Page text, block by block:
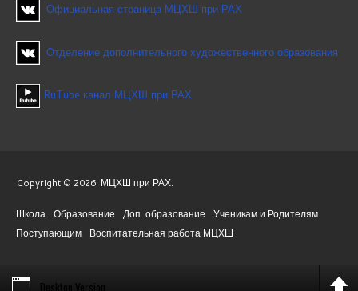
Официальная страница МЦХШ при РАХ
Отделение дополнительного художественного образования
RuTube канал МЦХШ при РАХ
Copyright © 2026. МЦХШ при РАХ.
Школа Образование Доп. образование
Ученикам и Родителям
Поступающим
Воспитательная работа МЦХШ
Desktop Version